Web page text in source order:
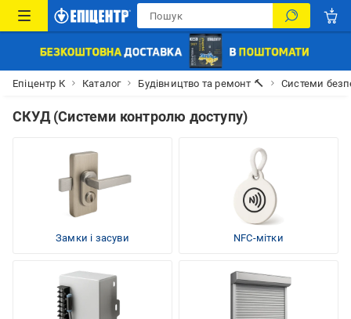
Епіцентр К Каталог Будівництво та ремонт 🔨 Системи
СКУД (Системи контролю доступу)
Замки і засуви NFC-мітки